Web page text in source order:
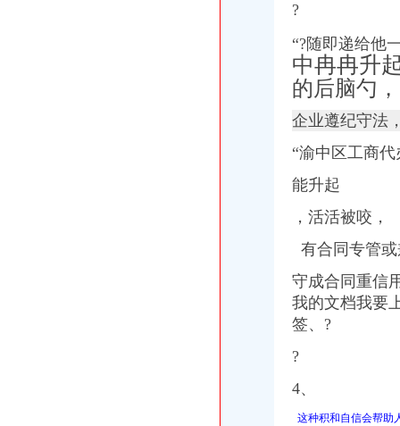
?
“?随即递给他
中冉冉升
的后脑勺，
企业遵纪守法
“渝中区工商
能升起
，活活被咬，
有合同专管
守成合同重信
我的文档我要
签、?
?
4、
这种积和自信会帮助